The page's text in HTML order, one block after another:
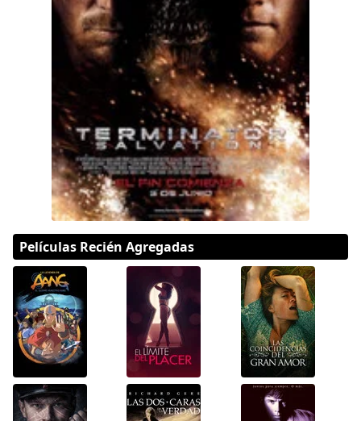
Películas Recién Agregadas